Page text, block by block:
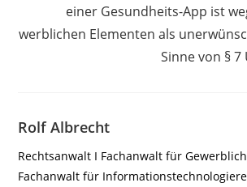
einer Gesundheits-App ist
werblichen Elementen als
Sinne von § 7
Rolf Albrecht
Rechtsanwalt I Fachanwalt für
Fachanwalt für